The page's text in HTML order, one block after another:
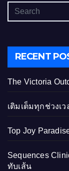
RECENT
The Victoria
เติมเต็มทุกช่วงเ
Top Joy
Sequences
ทับเส้น